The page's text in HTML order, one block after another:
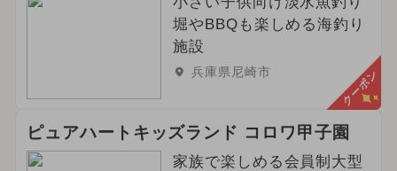
堀やBBQも楽しめる海釣り
施設
兵庫県尼崎市 クーポン
ピュアハートキッズランド コロワ甲子園
家族で楽しめる会員制大型